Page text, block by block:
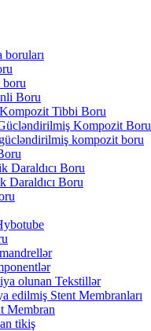
boru
Boru
Tibbi Boru
Kompozit Boru
kompozit boru
Daraldıcı Boru
Daraldıcı Boru
olunan Tekstillər
edilmiş Stent Membranları
Membran
tikiş